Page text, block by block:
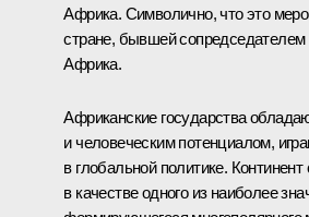
Африка. Символично, что это
стране, бывшей сопредседателем
Африка.
Африканские государства
и человеческим потенциалом,
в глобальной политике.
в качестве одного из наиболее